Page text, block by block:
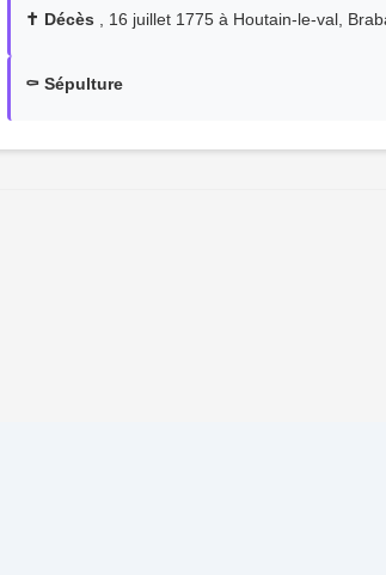
✝️ Décès , 16 juillet 1775 à Houtain-le-val,
⚰️ Sépulture